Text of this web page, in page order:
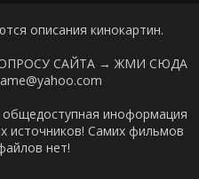
описания кинокартин.
САЙТА → ЖМИ СЮДА
иноформация
источников! Самих фильмов
нет!